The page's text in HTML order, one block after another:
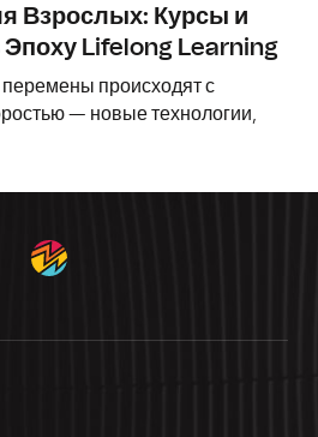
Взрослых: Курсы и
Lifelong Learning
происходят с
— новые технологии,